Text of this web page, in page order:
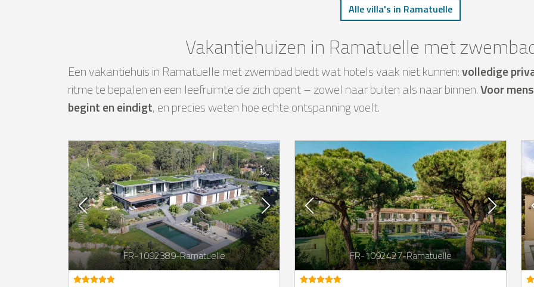
Alle villa's in Ramatuelle
Vakantiehuizen in Ramatuelle met
Een vakantiehuis in Ramatuelle met zwembad biedt wat hotels vaak niet kunnen:volledige
ritme te bepalen en een leefruimte die zich opent – zowel naar buiten als naar binnen.Voor
begint en eindigt, en precies weten hoe echte ontspanning voelt.
FR-1092389-Ramatuelle FR-1092427-Ramatuelle